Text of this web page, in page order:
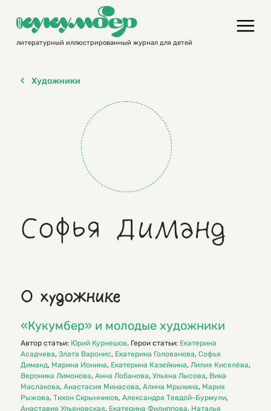
contentлитературный иллюстрированный журнал для детей
Художники
Софья Диманд
О художнике
«Кукумбер» и молодые художники
Автор статьи: Юрий Курнешов. Герои статьи: Екатерина
Асадчева, Злата Варонис, Екатерина Голованова, Софья
Диманд, Марина Ионина, Екатерина Казейкина, Лилия Киселёва,
Вероника Лимонова, Анна Лобанова, Ульяна Лысова, Вика
Маслакова, Анастасия Минасова, Алина Мрыхина, Мария
Рыжова, Тихон Скрынников, Александра Тевдой-Бурмули,
Анаставия Ульяновская, Екатерина Филиппова, Наталья